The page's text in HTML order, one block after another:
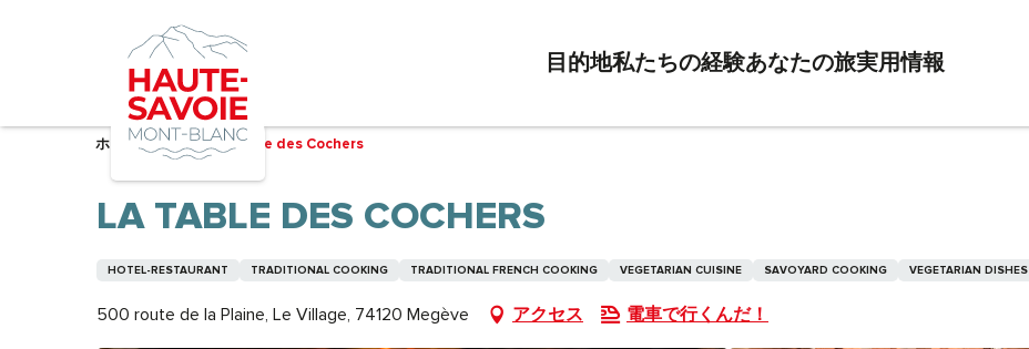
目的地私たちの経験あなたの旅実用情報
ホーム – 準備中 La Table des Cochers
LA TABLE DES COCHERS
HOTEL-RESTAURANT TRADITIONAL COOKING TRADITIONAL FRENCH COOKING VEGETARIAN CUISINE SAVOYARD COOKING VEGETARIAN DISHES
500 route de la Plaine, Le Village, 74120 Megève アクセス 電車で行くんだ！